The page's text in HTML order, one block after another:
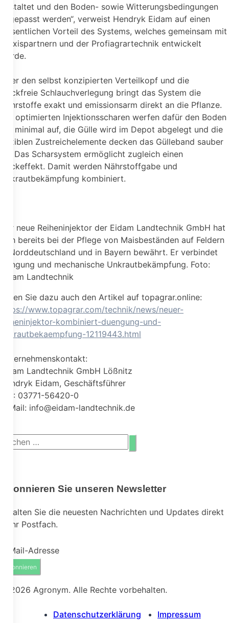
gestaltet und den Boden- sowie Witterungsbedingungen
angepasst werden“, verweist Hendryk Eidam auf einen
wesentlichen Vorteil des Systems, welches gemeinsam mit
Praxispartnern und der Profiagrartechnik entwickelt
wurde.
Über den selbst konzipierten Verteilkopf und die
knickfreie Schlauchverlegung bringt das System die
Nährstoffe exakt und emissionsarm direkt an die Pflanze.
Die optimierten Injektionsscharen werfen dafür den Boden
nur minimal auf, die Gülle wird im Depot abgelegt und die
flexiblen Zustreichelemente decken das Gülleband sauber
ab. Das Scharsystem ermöglicht zugleich einen
Hackeffekt. Damit werden Nährstoffgabe und
Unkrautbekämpfung kombiniert.
Der neue Reiheninjektor der Eidam Landtechnik GmbH hat
sich bereits bei der Pflege von Maisbeständen auf Feldern
in Norddeutschland und in Bayern bewährt. Er verbindet
Düngung und mechanische Unkrautbekämpfung. Foto:
Eidam Landtechnik
Lesen Sie dazu auch den Artikel auf topagrar.online:
https://www.topagrar.com/technik/news/neuer-
reiheninjektor-kombiniert-duengung-und-
unkrautbekaempfung-12119443.html
Unternehmenskontakt:
Eidam Landtechnik GmbH Lößnitz
Hendryk Eidam, Geschäftsführer
Tel.: 03771-56420-0
E-Mail: info@eidam-landtechnik.de
Abonnieren Sie unseren Newsletter
Erhalten Sie die neuesten Nachrichten und Updates direkt
in Ihr Postfach.
E-Mail-Adresse
© 2026 Agronym. Alle Rechte vorbehalten.
Datenschutzerklärung Impressum